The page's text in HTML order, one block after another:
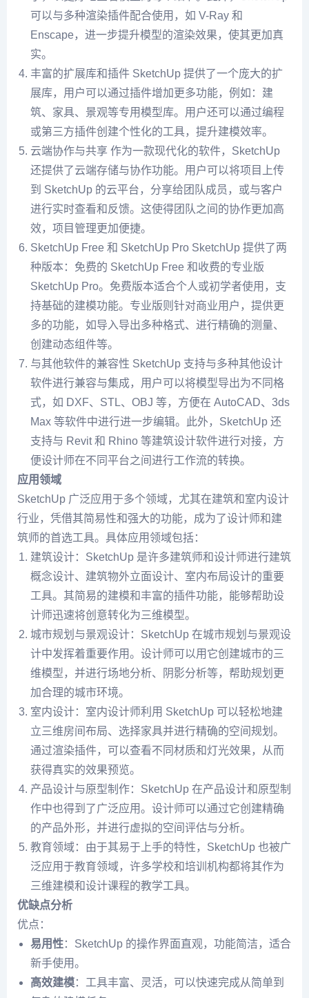
可以与多种渲染插件配合使用，如 V-Ray 和
Enscape，进一步提升模型的渲染效果，使其更加真
实。
丰富的扩展库和插件 SketchUp 提供了一个庞大的扩
展库，用户可以通过插件增加更多功能，例如：建
筑、家具、景观等专用模型库。用户还可以通过编程
或第三方插件创建个性化的工具，提升建模效率。
云端协作与共享 作为一款现代化的软件，SketchUp
还提供了云端存储与协作功能。用户可以将项目上传
到 SketchUp 的云平台，分享给团队成员，或与客户
进行实时查看和反馈。这使得团队之间的协作更加高
效，项目管理更加便捷。
SketchUp Free 和 SketchUp Pro SketchUp 提供了两
种版本：免费的 SketchUp Free 和收费的专业版
SketchUp Pro。免费版本适合个人或初学者使用，支
持基础的建模功能。专业版则针对商业用户，提供更
多的功能，如导入导出多种格式、进行精确的测量、
创建动态组件等。
与其他软件的兼容性 SketchUp 支持与多种其他设计
软件进行兼容与集成，用户可以将模型导出为不同格
式，如 DXF、STL、OBJ 等，方便在 AutoCAD、3ds
Max 等软件中进行进一步编辑。此外，SketchUp 还
支持与 Revit 和 Rhino 等建筑设计软件进行对接，方
便设计师在不同平台之间进行工作流的转换。
应用领域
SketchUp 广泛应用于多个领域，尤其在建筑和室内设计
行业，凭借其简易性和强大的功能，成为了设计师和建
筑师的首选工具。具体应用领域包括：
建筑设计：SketchUp 是许多建筑师和设计师进行建筑
概念设计、建筑物外立面设计、室内布局设计的重要
工具。其简易的建模和丰富的插件功能，能够帮助设
计师迅速将创意转化为三维模型。
城市规划与景观设计：SketchUp 在城市规划与景观设
计中发挥着重要作用。设计师可以用它创建城市的三
维模型，并进行场地分析、阴影分析等，帮助规划更
加合理的城市环境。
室内设计：室内设计师利用 SketchUp 可以轻松地建
立三维房间布局、选择家具并进行精确的空间规划。
通过渲染插件，可以查看不同材质和灯光效果，从而
获得真实的效果预览。
产品设计与原型制作：SketchUp 在产品设计和原型制
作中也得到了广泛应用。设计师可以通过它创建精确
的产品外形，并进行虚拟的空间评估与分析。
教育领域：由于其易于上手的特性，SketchUp 也被广
泛应用于教育领域，许多学校和培训机构都将其作为
三维建模和设计课程的教学工具。
优缺点分析
优点：
易用性：SketchUp 的操作界面直观，功能简洁，适合
新手使用。
高效建模：工具丰富、灵活，可以快速完成从简单到